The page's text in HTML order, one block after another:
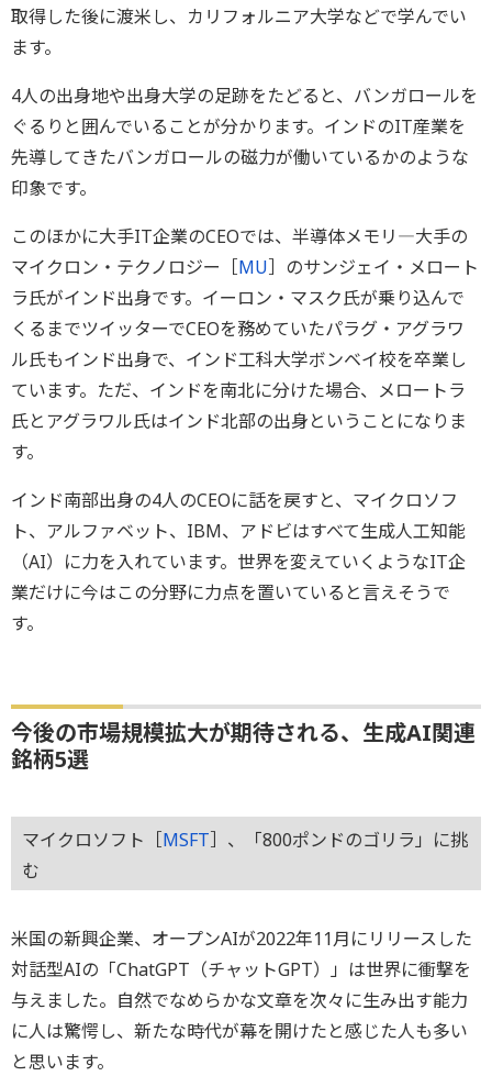
取得した後に渡米し、カリフォルニア大学などで学んでい
ます。
4人の出身地や出身大学の足跡をたどると、バンガロールを
ぐるりと囲んでいることが分かります。インドのIT産業を
先導してきたバンガロールの磁力が働いているかのような
印象です。
このほかに大手IT企業のCEOでは、半導体メモリ―大手の
マイクロン・テクノロジー［MU］のサンジェイ・メロート
ラ氏がインド出身です。イーロン・マスク氏が乗り込んで
くるまでツイッターでCEOを務めていたパラグ・アグラワ
ル氏もインド出身で、インド工科大学ボンベイ校を卒業し
ています。ただ、インドを南北に分けた場合、メロートラ
氏とアグラワル氏はインド北部の出身ということになりま
す。
インド南部出身の4人のCEOに話を戻すと、マイクロソフ
ト、アルファベット、IBM、アドビはすべて生成人工知能
（AI）に力を入れています。世界を変えていくようなIT企
業だけに今はこの分野に力点を置いていると言えそうで
す。
今後の市場規模拡大が期待される、生成AI関連
銘柄5選
マイクロソフト［MSFT］、「800ポンドのゴリラ」に挑
む
米国の新興企業、オープンAIが2022年11月にリリースした
対話型AIの「ChatGPT（チャットGPT）」は世界に衝撃を
与えました。自然でなめらかな文章を次々に生み出す能力
に人は驚愕し、新たな時代が幕を開けたと感じた人も多い
と思います。